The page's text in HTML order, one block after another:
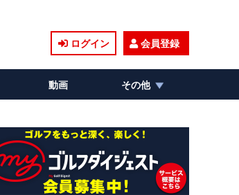
ログイン 会員登録
動画 その他